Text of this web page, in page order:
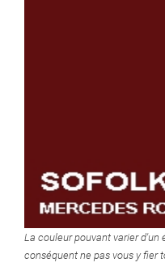
La couleur pouvant varier d'un
conséquent ne pas vous y fier